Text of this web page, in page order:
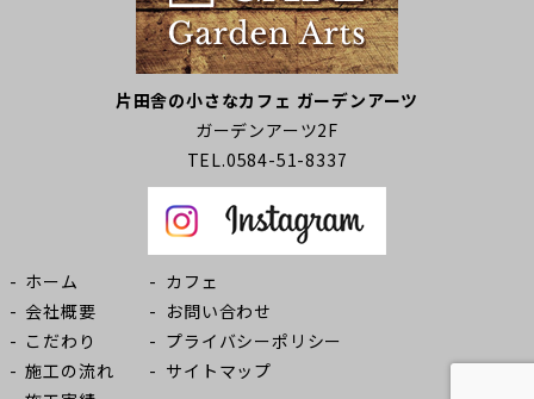
片田舎の小さなカフェ ガーデンアーツ
ガーデンアーツ2F
TEL.0584-51-8337
ホーム
会社概要
こだわり
施工の流れ
カフェ
お問い合わせ
プライバシーポリシー
サイトマップ